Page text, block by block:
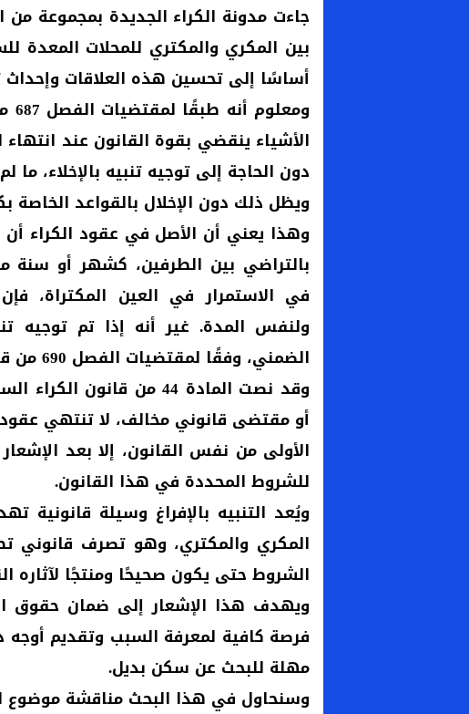
جاءت مدونة الكراء الجديدة بمجموعة من
بين المكري والمكتري للمحلات المعدة
أساسًا إلى تحسين هذه العلاقات وإحداث
الأشياء ينقضي بقوة القانون عند
دون الحاجة إلى توجيه تنبيه بالإخلاء،
ويظل ذلك دون الإخلال بالقواعد الخاصة
وهذا يعني أن الأصل في عقود الكراء
بالتراضي بين الطرفين، كشهر أو سنة
في الاستمرار في العين المكتراة،
ولنفس المدة. غير أنه إذا تم توجيه
الضمني، وفقًا لمقتضيات الفصل 690 من قانون الالتزامات والعقود.
وقد نصت المادة 44 من
أو مقتضى قانوني مخالف، لا تنتهي عقود
الأولى من نفس القانون، إلا بعد
للشروط المحددة في هذا القانون.
ويُعد التنبيه بالإفراغ وسيلة قانونية
المكري والمكتري، وهو تصرف قانوني
الشروط حتى يكون صحيحًا ومنتجًا لآثاره
ويهدف هذا الإشعار إلى ضمان حقوق
فرصة كافية لمعرفة السبب وتقديم أوجه
مهلة للبحث عن سكن بديل.
وسنحاول في هذا البحث مناقشة موضوع